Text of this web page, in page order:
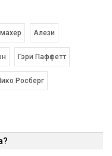
Алези
Гэри Паффетт
Росберг